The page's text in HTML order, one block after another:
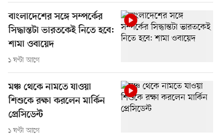
বাংলাদেশের সঙ্গে সম্পর্কের
সিদ্ধান্তটা ভারতকেই নিতে হবে:
শামা ওবায়েদ
১ ঘণ্টা আগে
মঞ্চ থেকে নামতে যাওয়া
শিশুকে রক্ষা করলেন মার্কিন
প্রেসিডেন্ট
১ ঘণ্টা আগে